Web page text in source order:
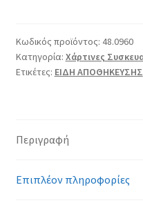
Κωδικός προϊόντος: 48.0960
Κατηγορία: Χάρτινες
Ετικέτες: ΕΙΔΗ ΑΠΟΘΗΚΕΥΣΗΣ
Περιγραφή
Επιπλέον πληροφορίες